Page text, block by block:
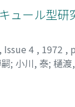
ュール型研
, Issue 4 , 1972 ,
; 小川, 泰; 樋